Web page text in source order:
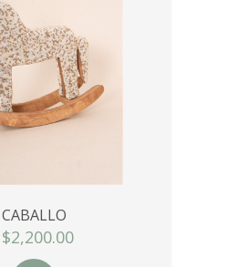
CABALLO
$2,200.00